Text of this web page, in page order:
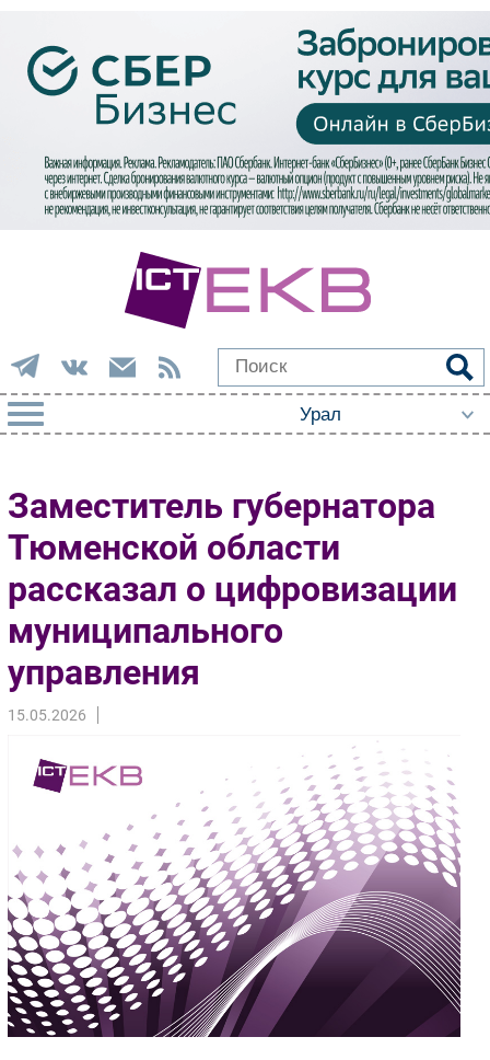
Импорто­замещение
Автоматизация Промышленности
Интернет
Фиксированная связь
Интеграция
Рынок ПК
Торговые сети
Оборудование
Outsourcing
Кадры
Регулирование
Финансы
Web
Безопасность
Инновации
Заместитель губернатора
Тюменской области
рассказал о цифровизации
муниципального
управления
15.05.2026